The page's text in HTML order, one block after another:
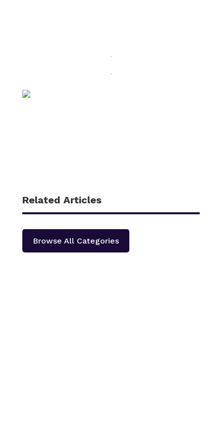
Related Articles
Browse All Categories